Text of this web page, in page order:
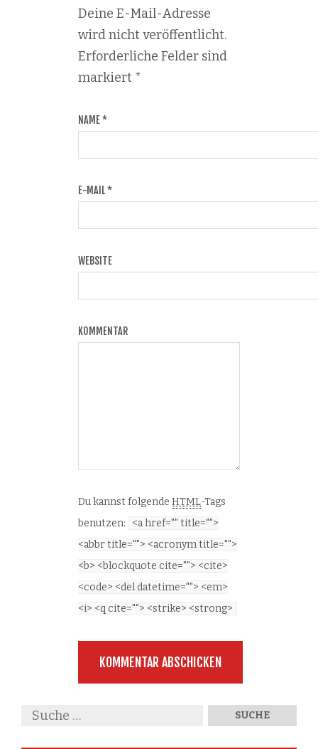
Deine E-Mail-Adresse
wird nicht veröffentlicht.
Erforderliche Felder sind
markiert *
NAME*
E-MAIL*
WEBSITE
KOMMENTAR
Du kannst folgende HTML-Tags
benutzen:
<a href="" title="">
<abbr title=""> <acronym title="">
<b> <blockquote cite=""> <cite>
<code> <del datetime=""> <em>
<i> <q cite=""> <strike> <strong>